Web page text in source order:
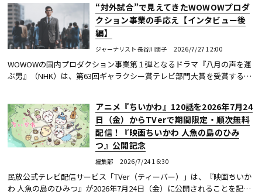
“対外試合”で見えてきたWOWOWプロダ
クション事業の手応え【インタビュー後
編】
ジャーナリスト 長谷川朋子 2026/7/27 12:00
WOWOWの国内プロダクション事業第１弾となるドラマ『八月の声を運
ぶ男』（NHK）は、第63回ギャラクシー賞テレビ部門大賞を受賞するな
アニメ『ちいかわ』120話を2026年7月24
日（金）からTVerで期間限定・順次無料
配信！『映画ちいかわ 人魚の島のひみ
つ』公開記念
編集部 2026/7/24 16:30
民放公式テレビ配信サービス「TVer（ティーバー）」は、『映画ちいか
わ 人魚の島のひみつ』が2026年7月24日（金）に公開されることを記念